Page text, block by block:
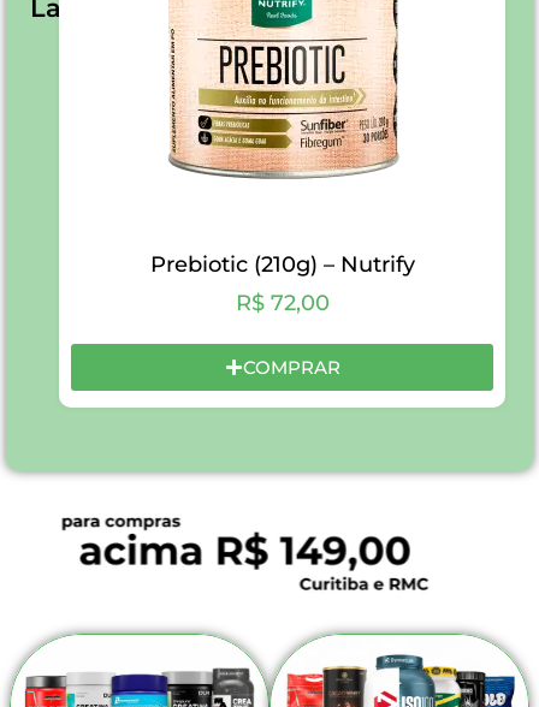
Lançamanetos
Prebiotic (210g) – Nutrify
R$72,00
COMPRAR